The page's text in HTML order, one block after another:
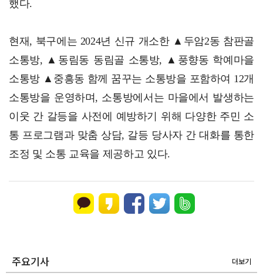
했다.
현재, 북구에는 2024년 신규 개소한 ▲두암2동 참판골
소통방, ▲동림동 동림골 소통방, ▲풍향동 학예마을
소통방 ▲중흥동 함께 꿈꾸는 소통방을 포함하여 12개
소통방을 운영하며, 소통방에서는 마을에서 발생하는
이웃 간 갈등을 사전에 예방하기 위해 다양한 주민 소
통 프로그램과 맞춤 상담, 갈등 당사자 간 대화를 통한
조정 및 소통 교육을 제공하고 있다.
주요기사 더보기